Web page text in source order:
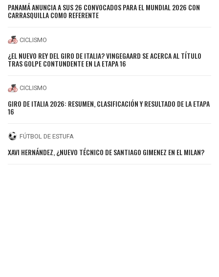
PANAMÁ ANUNCIA A SUS 26 CONVOCADOS PARA EL MUNDIAL 2026 CON
CARRASQUILLA COMO REFERENTE
CICLISMO
¿EL NUEVO REY DEL GIRO DE ITALIA? VINGEGAARD SE ACERCA AL TÍTULO
TRAS GOLPE CONTUNDENTE EN LA ETAPA 16
CICLISMO
GIRO DE ITALIA 2026: RESUMEN, CLASIFICACIÓN Y RESULTADO DE LA ETAPA
16
FÚTBOL DE ESTUFA
XAVI HERNÁNDEZ, ¿NUEVO TÉCNICO DE SANTIAGO GIMENEZ EN EL MILAN?